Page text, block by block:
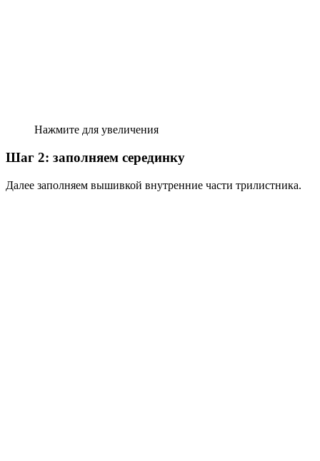
Нажмите для увеличения
Шаг 2: заполняем серединку
Далее заполняем вышивкой внутренние части трилистника.